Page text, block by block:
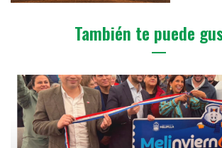
También te puede